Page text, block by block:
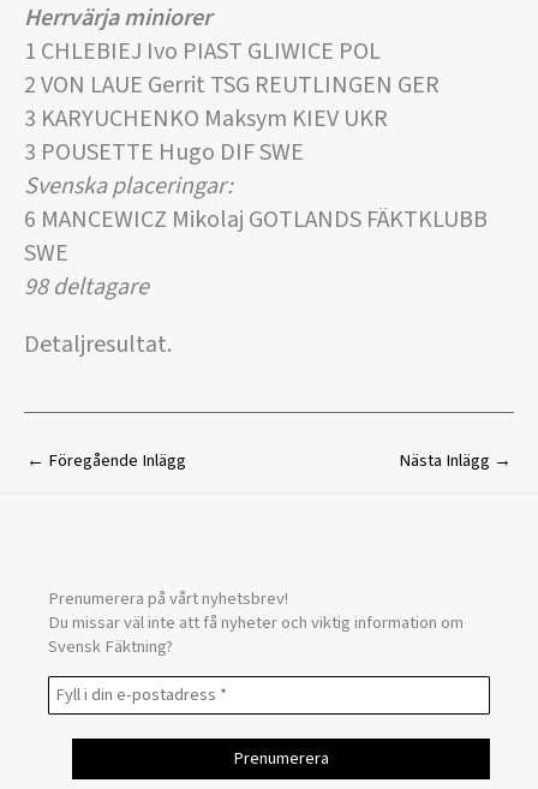
Herrvärja miniorer
1 CHLEBIEJ Ivo PIAST GLIWICE POL
2 VON LAUE Gerrit TSG REUTLINGEN GER
3 KARYUCHENKO Maksym KIEV UKR
3 POUSETTE Hugo DIF SWE
Svenska placeringar:
6 MANCEWICZ Mikolaj GOTLANDS FÄKTKLUBB
SWE
98 deltagare
Detaljresultat.
← Föregående Inlägg Nästa Inlägg →
Prenumerera på vårt nyhetsbrev!
Du missar väl inte att få nyheter och viktig information om
Svensk Fäktning?